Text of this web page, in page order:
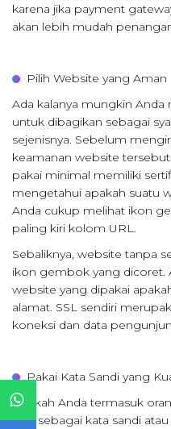
karena jika payment
akan lebih mudah
Pilih Website yang Aman
Ada kalanya mungkin
untuk dibagikan sebagai
sejenisnya. Sebelum
keamanan website
pakai minimal memiliki
mengetahui apakah suatu
Anda cukup melihat ikon
paling kiri kolom URL.
Sebaliknya, website tanpa
ikon gembok yang dicoret.
website yang dipakai
alamat. SSL sendiri
koneksi dan data
Pakai Kata Sandi yang
Apakah Anda termasuk
lahir sebagai kata sandi